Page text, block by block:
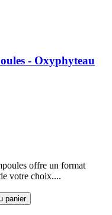
- Oxyphyteau
offre un format
votre choix....
panier